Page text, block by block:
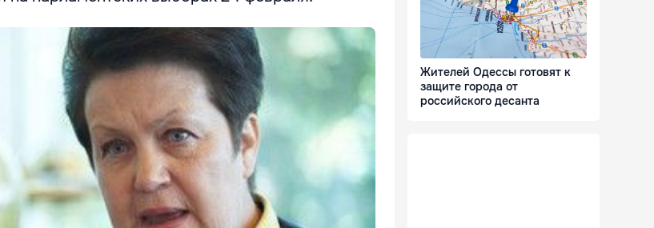
Жителей Одессы готовят к
защите города от
российского десанта